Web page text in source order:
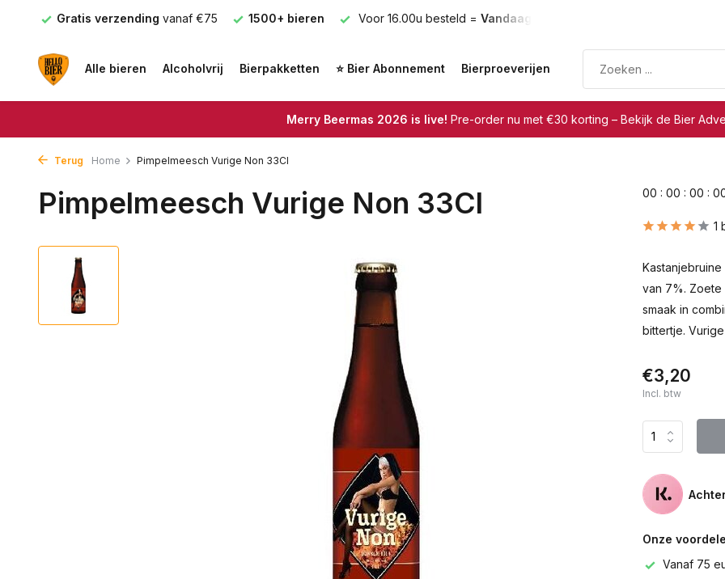
Gratis verzending vanaf €75 1500+ bieren Voor 16.00u besteld = Vandaag verzonden
Alle bieren Alcoholvrij Bierpakketten ⭐ Bier Abonnement Bierproeverijen
Merry Beermas 2026 is live! Pre-order nu met €30 korting – Bekijk de Bier
Terug Home Pimpelmeesch Vurige Non 33Cl
Pimpelmeesch Vurige Non 33Cl 00 : 00 : 00 : 0
1
van 7%. Zoete
smaak in
bittertje.
€3,20
Incl. btw
Onze
Vanaf 75